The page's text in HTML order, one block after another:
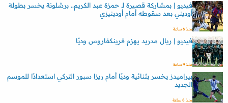
فيديو | بمشاركة قصيرة لـ حمزة عبد الكريم.. برشلونة يخسر بطولة
أوديني بعد سقوطه أمام أودينيزي
منذ 6 ساعة
فيديو | ريال مدريد يهزم فرينكفاروس وديًا
منذ 9 ساعة
بيراميدز يخسر بثنائية وديًا أمام ريزا سبور التركي استعدادًا للموسم
الجديد
منذ 8 ساعة